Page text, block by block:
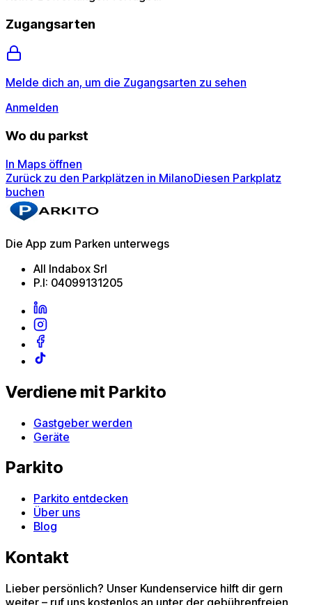
Zugangsarten
Melde dich an, um die Zugangsarten zu sehen
Anmelden
Wo du parkst
In Maps öffnen
Zurück zu den Parkplätzen in MilanoDiesen Parkplatz
buchen
Die App zum Parken unterwegs
All Indabox Srl
P.I: 04099131205
Verdiene mit Parkito
Gastgeber werden
Geräte
Parkito
Parkito entdecken
Über uns
Blog
Kontakt
Lieber persönlich? Unser Kundenservice hilft dir gern